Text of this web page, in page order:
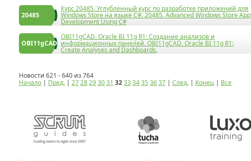
20485
Курс 20485. Углубленный курс по разработке приложений для
Windows Store на языке C#. 20485. Advanced Windows Store App
Development Using C#
OBI11gCAD
OBI11gCAD. Oracle BI 11g R1: Создание анализов и
информационных панелей. OBI11gCAD. Oracle BI 11g R1:
Create Analyses and Dashboards.
Новости 621 - 640 из 764
Начало | Пред. | 2728293031 323334353637 | След. | Конец | Все